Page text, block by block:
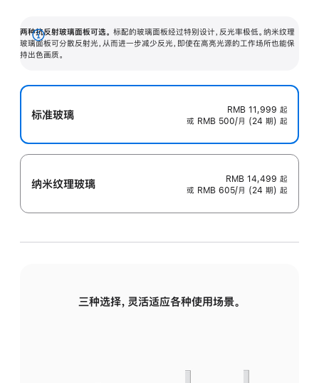
两种抗反射玻璃面板可选。 标配的玻璃面板经过特别设计，反光率极低。纳米纹理
玻璃面板可分散反射光，从而进一步减少反光，即使在高亮光源的工作场所也能保
持出色画质。
展
开
标准玻璃 RMB 11,999 起
或 RMB 500/月 (24 期) 起
纳米纹理玻璃 RMB 14,499 起
或 RMB 605/月 (24 期) 起
三种选择，灵活适应各种使用场景。